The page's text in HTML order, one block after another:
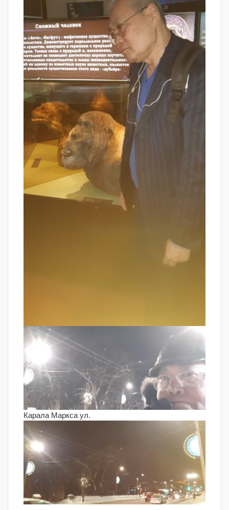
Карала Маркса ул.